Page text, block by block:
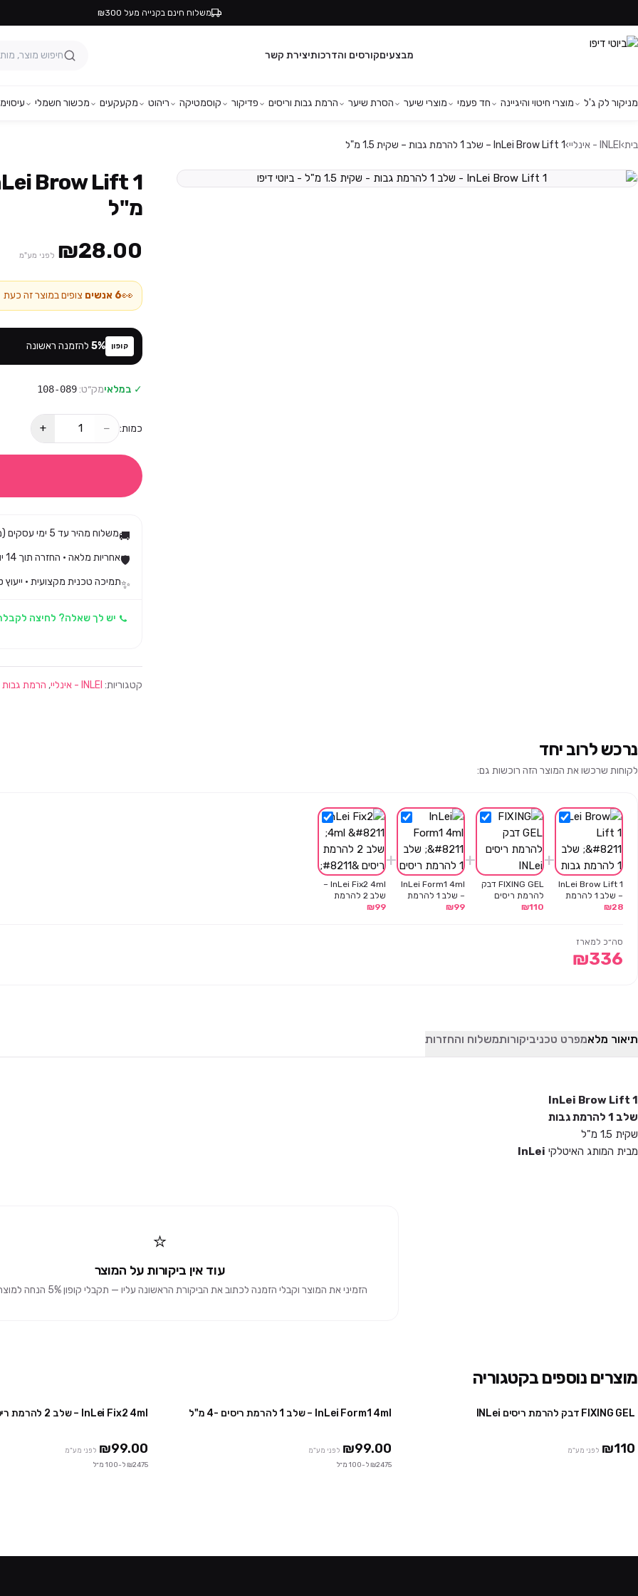
משלוח חינם בקנייה מעל ₪300
מבצעיםקורסים והדרכותיצירת קשר
מניקור לק ג'ל מוצרי חיטוי והיגיינה חד פעמי מוצרי שיער הסרת שיער הרמת גבות וריסים פדיקור קוסמטיקה ריהוט מקעקעים מכשור חשמלי עיסוי
בית›INLEI - אינליי ›InLei Brow Lift 1 – שלב 1 להרמת גבות – שקית 1.5 מ"ל
מ"ל
₪28.00 לפני מע"מ
👀
6 אנשים צופים במוצר זה כעת
קופון 5% להזמנה ראשונה
✓ במלאימק״ט:108-089
כמות: −
+
🚚משלוח מהיר עד 5 ימי עסקים (מגיע בד״כ עד 3)
🛡️אחריות מלאה · החזרה תוך 14 יום לפי חוק הגנת הצרכן
✨תמיכה טכנית מקצועית · ייעוץ
יש לך שאלה? לחיצה
קטגוריות: INLEI - אינליי , הרמת גבות
נרכש לרוב יחד
לקוחות שרכשו את המוצר הזה רוכשות גם:
InLei Brow Lift 1
– שלב 1 להרמת
₪28
+
FIXING GEL דבק
להרמת ריסים
INLei
₪110
+
InLei Form1 4ml
– שלב 1 להרמת
ריסים -4 מ"ל
₪99
+
InLei Fix2 4ml –
שלב 2 להרמת
ריסים – 4 מ"ל
₪99
סה״כ למארז
₪336
תיאור מלאמפרט טכניביקורותמשלוח והחזרות
InLei Brow Lift 1
שלב 1 להרמת גבות
שקית 1.5 מ"ל
מבית המותג האיטלקי InLei
⭐
עוד אין ביקורות על המוצר
הזמיני את המוצר וקבלי הזמנה לכתוב את הביקורת הראשונה עליו — תקבלי קופון 5% הנחה למוצרים הבאים 🎁
מוצרים נוספים בקטגוריה
FIXING GEL דבק להרמת ריסים INLei
₪110 לפני מע"מ
InLei Form1 4ml – שלב 1 להרמת ריסים -4 מ"ל
₪99.00 לפני מע"מ
₪2475 ל-100 מ״ל
InLei Fix2 4ml – שלב 2 להרמת ריסים – 4 מ"ל
₪99.00 לפני מע"מ
₪2475 ל-100 מ״ל